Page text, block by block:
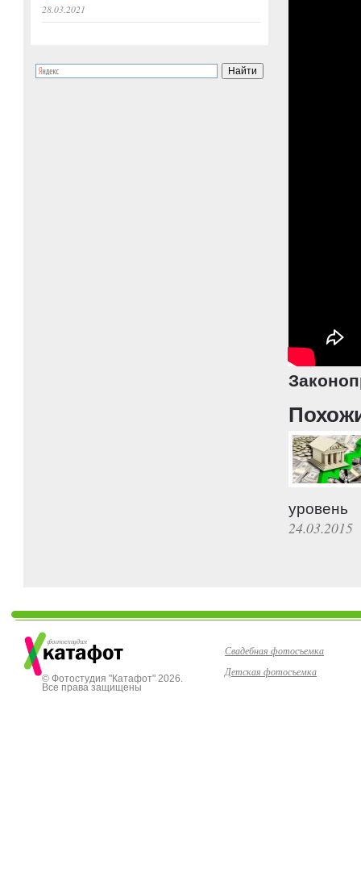
уровень
24.03.2015
28.03.2021
© Фотостудия "Катафот" 2026.
Все права защищены
Свадебная фотосъемка
Детская фотосъемка